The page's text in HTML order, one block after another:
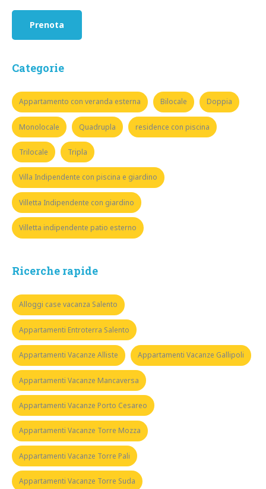
Prenota
Categorie
Appartamento con veranda esterna Bilocale Doppia
Monolocale Quadrupla residence con piscina
Trilocale Tripla
Villa Indipendente con piscina e giardino
Villetta Indipendente con giardino
Villetta indipendente patio esterno
Ricerche rapide
Alloggi case vacanza Salento
Appartamenti Entroterra Salento
Appartamenti Vacanze Alliste Appartamenti Vacanze Gallipoli
Appartamenti Vacanze Mancaversa
Appartamenti Vacanze Porto Cesareo
Appartamenti Vacanze Torre Mozza
Appartamenti Vacanze Torre Pali
Appartamenti Vacanze Torre Suda